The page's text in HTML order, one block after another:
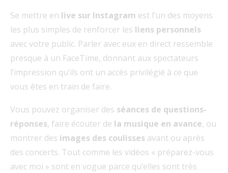
Se mettre en live sur Instagram est l’un des moyens
les plus simples de renforcer les liens personnels
avec votre public. Parler avec eux en direct ressemble
presque à un FaceTime, donnant aux spectateurs
l’impression qu’ils ont un accès privilégié à ce que
vous êtes en train de faire.
Vous pouvez organiser des séances de questions-
réponses, faire écouter de la musique en avance, ou
montrer des images des coulisses avant ou après
des concerts. Tout comme les vidéos « préparez-vous
avec moi » sont en vogue parce qu’elles sont très